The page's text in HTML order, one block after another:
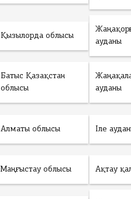
Қызылорда облысы
ауданы
Батыс Қазақстан
облысы
ауданы
Алматы облысы Іле
Маңғыстау облысы Ақтау